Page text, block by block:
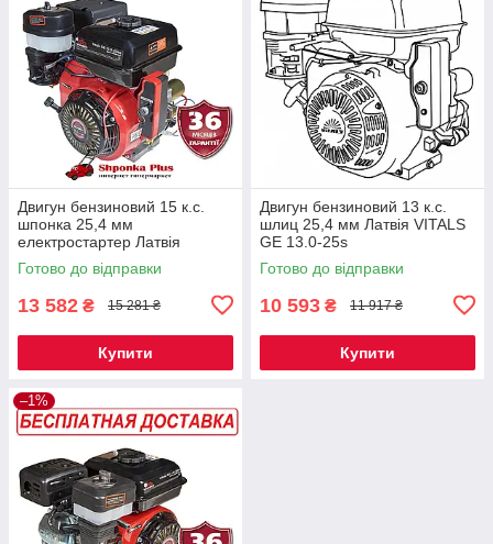
Двигун бензиновий 15 к.с.
шпонка 25,4 мм
електростартер Латвія
VITALS GE 15.0-25ke
Готово до відправки
13 582 ₴ 15 281 ₴
Купити
Двигун бензиновий 13 к.с.
шлиц 25,4 мм Латвія VITALS
GE 13.0-25s
Готово до відправки
10 593 ₴ 11 917 ₴
Купити
–1%